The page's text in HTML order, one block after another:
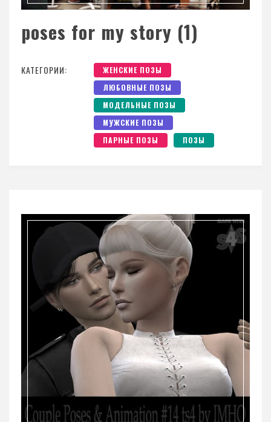
poses for my story (1)
КАТЕГОРИИ:
ЖЕНСКИЕ ПОЗЫ
ЛЮБОВНЫЕ ПОЗЫ
МОДЕЛЬНЫЕ ПОЗЫ
МУЖСКИЕ ПОЗЫ
ПАРНЫЕ ПОЗЫ
ПОЗЫ